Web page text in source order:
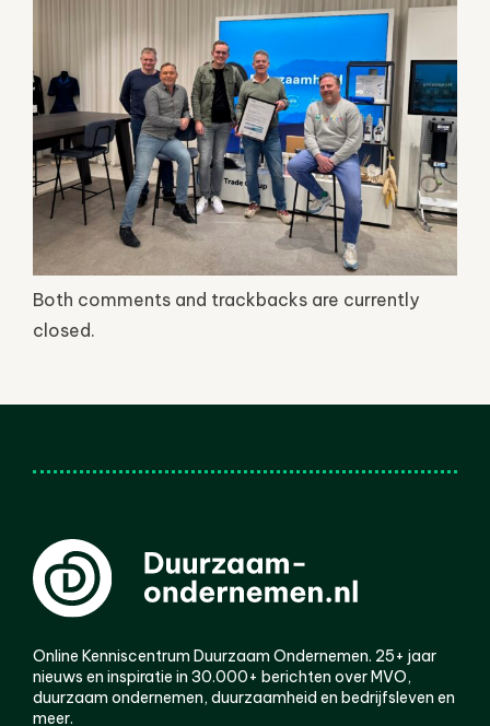
Both comments and trackbacks are currently
closed.
Online Kenniscentrum Duurzaam Ondernemen. 25+ jaar
nieuws en inspiratie in 30.000+ berichten over MVO,
duurzaam ondernemen, duurzaamheid en bedrijfsleven en
meer.